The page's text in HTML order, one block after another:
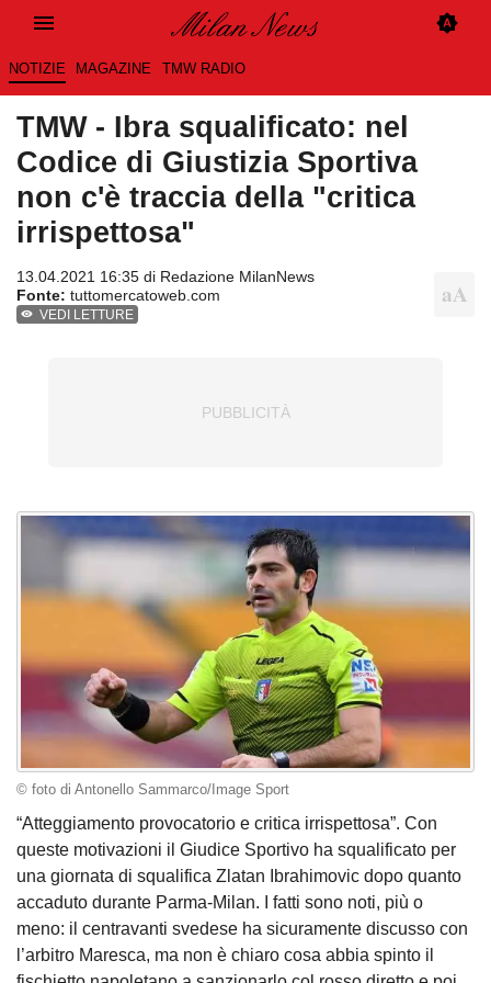
NOTIZIE MAGAZINE TMW RADIO
TMW - Ibra squalificato: nel
Codice di Giustizia Sportiva
non c'è traccia della "critica
irrispettosa"
13.04.2021 16:35 di Redazione MilanNews
Fonte: tuttomercatoweb.com
VEDI LETTURE
© foto di Antonello Sammarco/Image Sport
“Atteggiamento provocatorio e critica irrispettosa”. Con
queste motivazioni il Giudice Sportivo ha squalificato per
una giornata di squalifica Zlatan Ibrahimovic dopo quanto
accaduto durante Parma-Milan. I fatti sono noti, più o
meno: il centravanti svedese ha sicuramente discusso con
l’arbitro Maresca, ma non è chiaro cosa abbia spinto il